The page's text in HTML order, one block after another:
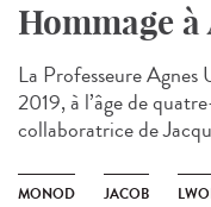
Hommage
La Professeure Agnes
2019, à l’âge de
collaboratrice de
MONOD JACOB